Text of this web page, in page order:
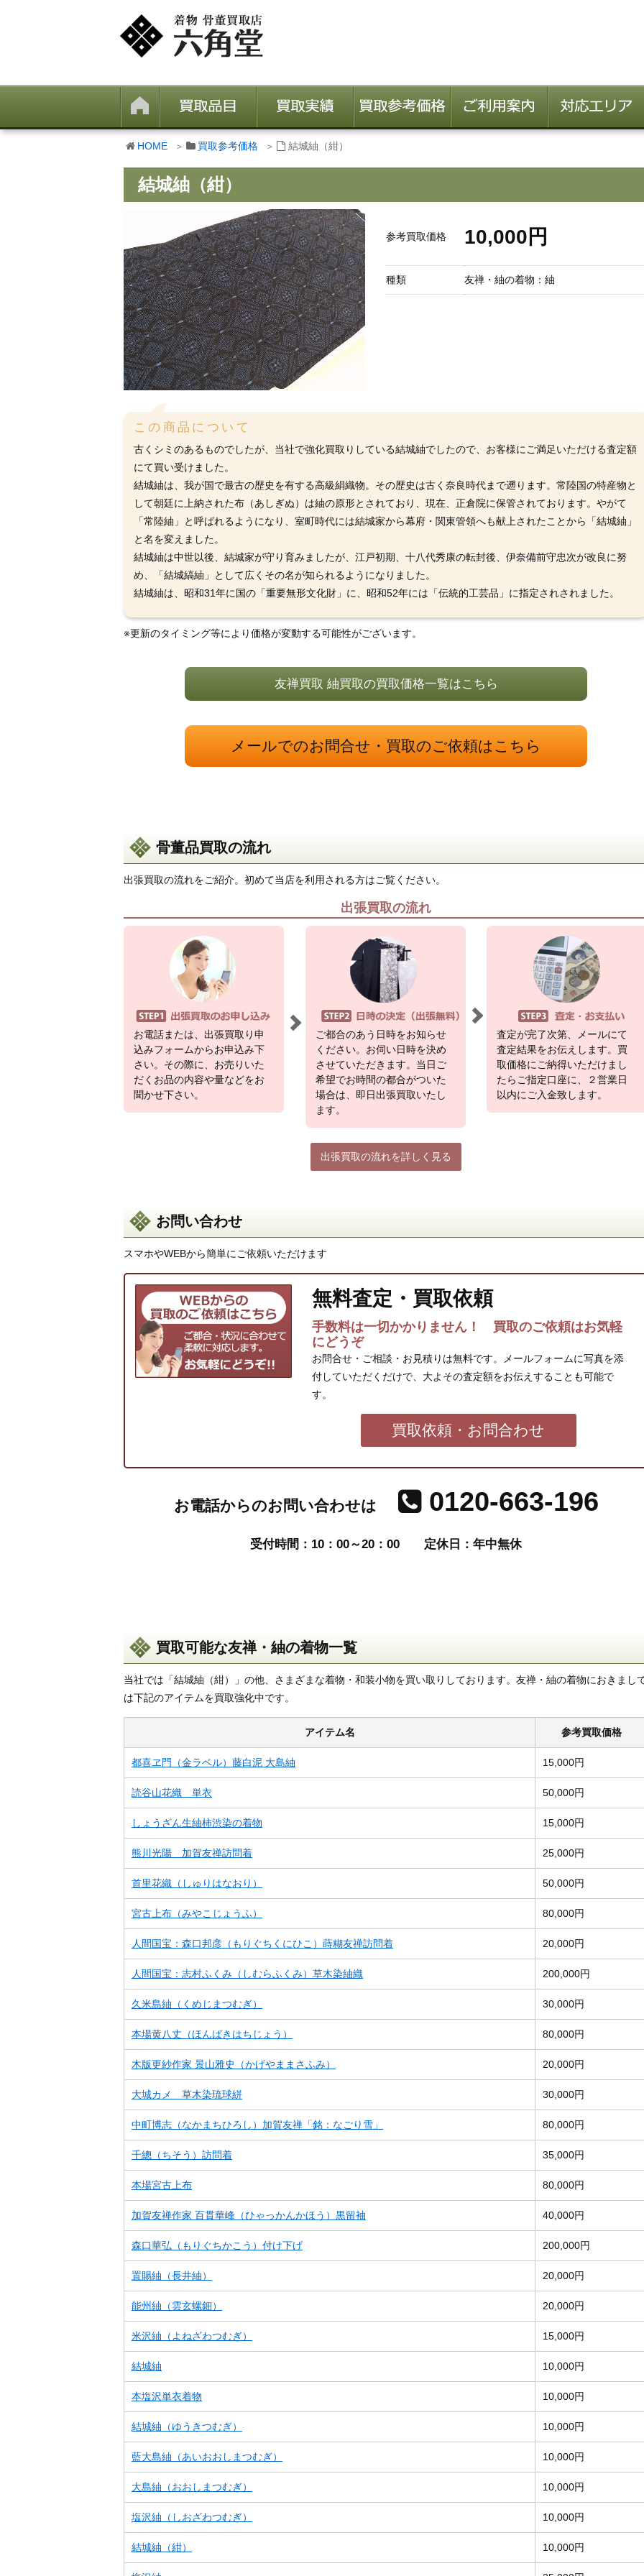
HOME 買取参考価格 結城紬（紺）
結城紬（紺）
参考買取価格 10,000円
種類 友禅・紬の着物：紬
この商品について
古くシミのあるものでしたが、当社で強化買取りしている結城紬でしたので、お客様にご満足いただける査定額
にて買い受けました。
結城紬は、我が国で最古の歴史を有する高級絹織物。その歴史は古く奈良時代まで遡ります。常陸国の特産物と
して朝廷に上納された布（あしぎぬ）は紬の原形とされており、現在、正倉院に保管されております。やがて
「常陸紬」と呼ばれるようになり、室町時代には結城家から幕府・関東管領へも献上されたことから「結城紬」
と名を変えました。
結城紬は中世以後、結城家が守り育みましたが、江戸初期、十八代秀康の転封後、伊奈備前守忠次が改良に努
め、「結城縞紬」として広くその名が知られるようになりました。
結城紬は、昭和31年に国の「重要無形文化財」に、昭和52年には「伝統的工芸品」に指定されされました。
※更新のタイミング等により価格が変動する可能性がございます。
友禅買取 紬買取の買取価格一覧はこちら
メールでのお問合せ・買取のご依頼はこちら
骨董品買取の流れ
出張買取の流れをご紹介。初めて当店を利用される方はご覧ください。
出張買取の流れ
お電話または、出張買取り申
込みフォームからお申込み下
さい。その際に、お売りいた
だくお品の内容や量などをお
聞かせ下さい。
ご都合のあう日時をお知らせ
ください。お伺い日時を決め
させていただきます。当日ご
希望でお時間の都合がついた
場合は、即日出張買取いたし
ます。
査定が完了次第、メールにて
査定結果をお伝えします。買
取価格にご納得いただけまし
たらご指定口座に、２営業日
以内にご入金致します。
出張買取の流れを詳しく見る
お問い合わせ
スマホやWEBから簡単にご依頼いただけます
無料査定・買取依頼
手数料は一切かかりません！ 買取のご依頼はお気軽
にどうぞ
お問合せ・ご相談・お見積りは無料です。メールフォームに写真を添
付していただくだけで、大よその査定額をお伝えすることも可能で
す。
買取依頼・お問合わせ
お電話からのお問い合わせは 0120-663-196
受付時間：10：00～20：00 定休日：年中無休
買取可能な友禅・紬の着物一覧
当社では「結城紬（紺）」の他、さまざまな着物・和装小物を買い取りしております。友禅・紬の着物におきまし
は下記のアイテムを買取強化中です。
アイテム名 参考買取価格
都喜ヱ門（金ラベル）藤白泥 大島紬 15,000円
読谷山花織 単衣 50,000円
しょうざん生紬柿渋染の着物 15,000円
熊川光陽 加賀友禅訪問着 25,000円
首里花織（しゅりはなおり） 50,000円
宮古上布（みやこじょうふ） 80,000円
人間国宝：森口邦彦（もりぐちくにひこ）蒔糊友禅訪問着 20,000円
人間国宝：志村ふくみ（しむらふくみ）草木染紬織 200,000円
久米島紬（くめじまつむぎ） 30,000円
本場黄八丈（ほんばきはちじょう） 80,000円
木版更紗作家 景山雅史（かげやままさふみ） 20,000円
大城カメ 草木染琉球絣 30,000円
中町博志（なかまちひろし）加賀友禅「銘：なごり雪」 80,000円
千總（ちそう）訪問着 35,000円
本場宮古上布 80,000円
加賀友禅作家 百貫華峰（ひゃっかんかほう）黒留袖 40,000円
森口華弘（もりぐちかこう）付け下げ 200,000円
置賜紬（長井紬） 20,000円
能州紬（雲玄螺鈿） 20,000円
米沢紬（よねざわつむぎ） 15,000円
結城紬 10,000円
本塩沢単衣着物 10,000円
結城紬（ゆうきつむぎ） 10,000円
藍大島紬（あいおおしまつむぎ） 10,000円
大島紬（おおしまつむぎ） 10,000円
塩沢紬（しおざわつむぎ） 10,000円
結城紬（紺） 10,000円